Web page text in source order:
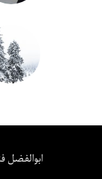
ابوالفضل